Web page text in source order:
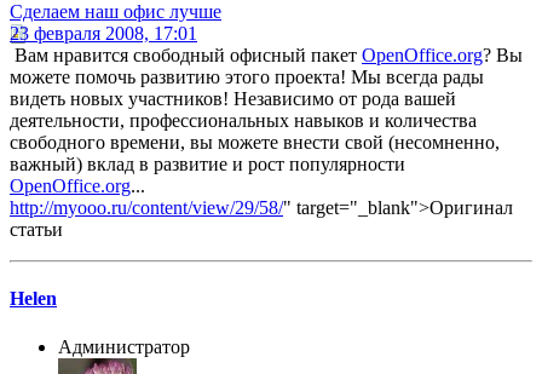
Сделаем наш офис лучше
23 февраля 2008, 17:01
Вам нравится свободный офисный пакет OpenOffice.org? Вы
можете помочь развитию этого проекта! Мы всегда рады
видеть новых участников! Независимо от рода вашей
деятельности, профессиональных навыков и количества
свободного времени, вы можете внести свой (несомненно,
важный) вклад в развитие и рост популярности
OpenOffice.org...
http://myooo.ru/content/view/29/58/" target="_blank">Оригинал
статьи
Helen
Администратор